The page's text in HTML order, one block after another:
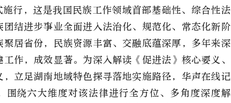
施行，这是我国民族工作领域首部基础性、综合性法
团结进步事业全面进入法治化、规范化、常态化新阶
聚居省份，民族资源丰富、交融底蕴深厚，多年来深
工作，成效显著。为深入解读 《促进法》 核心要义、
，立足湖南地域特色探寻落地实施路径，华声在线记
围绕六大维度对该法律进行全方位、多角度深度解